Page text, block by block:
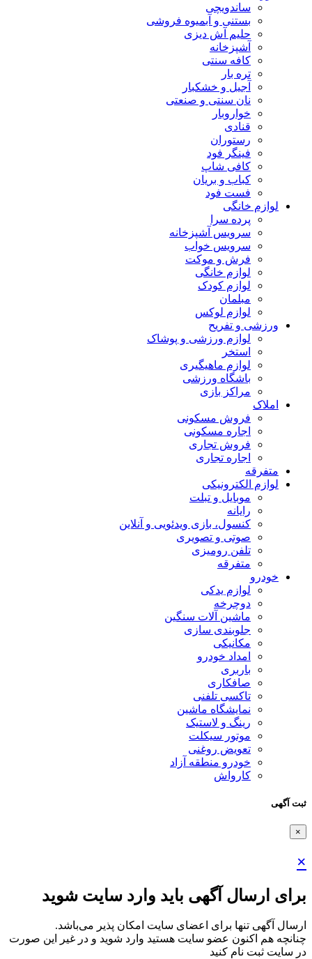
ساندویچی
بستنی و آبمیوه فروشی
حلیم آش دیزی
آشپزخانه
کافه سنتی
تره بار
آجیل و خشکبار
نان سنتی و صنعتی
خواروبار
قنادی
رستوران
فینگر فود
کافی شاپ
کباب و بریان
فست فود
لوازم خانگی
پرده سرا
سرویس آشپزخانه
سرویس خواب
فرش و موکت
لوازم خانگی
لوازم کودک
مبلمان
لوازم لوکس
ورزشی و تفریح
لوازم ورزشی و پوشاک
استخر
لوازم ماهیگیری
باشگاه ورزشی
مراکز بازی
املاک
فروش مسکونی
اجاره مسکونی
فروش تجاری
اجاره تجاری
متفرقه
لوازم الکترونیکی
موبایل و تبلت
رایانه
کنسول، بازی‌ ویدئویی و آنلاین
صوتی و تصویری
تلفن رومیزی
متفرقه
خودرو
لوازم یدکی
دوچرخه
ماشین آلات سنگین
جلوبندی سازی
مکانیکی
امداد خودرو
باربری
صافکاری
تاکسی تلفنی
نمایشگاه ماشین
رینگ و لاستیک
موتور سیکلت
تعویض روغنی
خودرو منطقه آزاد
کارواش
ثبت آگهی
×
×
برای ارسال آگهی باید وارد سایت شوید
ارسال آگهی تنها برای اعضای سایت امکان پذیر می‌باشد.
چنانچه هم‌ اکنون عضو سایت هستید وارد شوید و در غیر این صورت
در سایت ثبت نام کنید